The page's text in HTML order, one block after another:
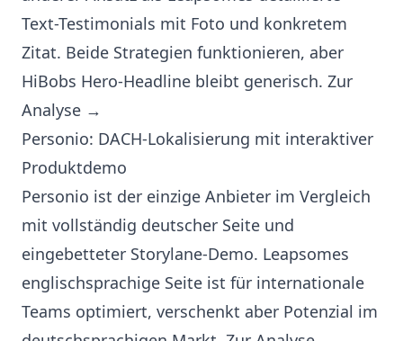
Text-Testimonials mit Foto und konkretem
Zitat. Beide Strategien funktionieren, aber
HiBobs Hero-Headline bleibt generisch. Zur
Analyse →
Personio: DACH-Lokalisierung mit interaktiver
Produktdemo
Personio ist der einzige Anbieter im Vergleich
mit vollständig deutscher Seite und
eingebetteter Storylane-Demo. Leapsomes
englischsprachige Seite ist für internationale
Teams optimiert, verschenkt aber Potenzial im